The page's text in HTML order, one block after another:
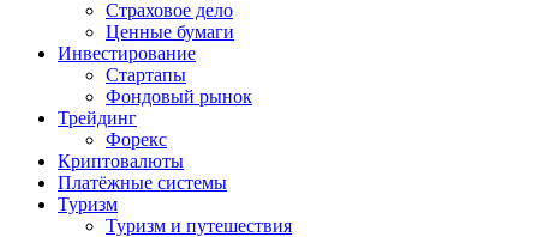
Страховое дело
Ценные бумаги
Инвестирование
Стартапы
Фондовый рынок
Трейдинг
Форекс
Криптовалюты
Платёжные системы
Туризм
Туризм и путешествия